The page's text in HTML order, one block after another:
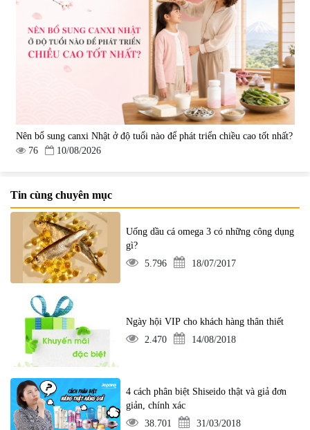
Nên bổ sung canxi Nhật ở độ tuổi nào để phát triển chiều cao tốt nhất?
76
10/08/2026
Tin cùng chuyên mục
Uống dầu cá omega 3 có những công dụng
gì?
5.796
18/07/2017
Ngày hội VIP cho khách hàng thân thiết
2.470
14/08/2018
4 cách phân biệt Shiseido thật và giả đơn
giản, chính xác
38.701
31/03/2018